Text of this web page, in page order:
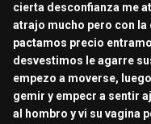
cierta desconfianza me
atrajo mucho pero con la
pactamos precio
desvestimos le agarre
empezo a moverse,
gemir y empecr a sentir
al hombro y vi su vagina